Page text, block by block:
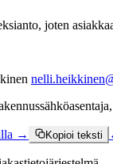
joten
→ Kopioi teksti